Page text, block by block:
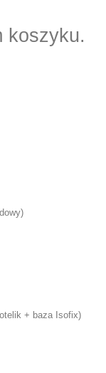
koszyku.
+ baza Isofix)